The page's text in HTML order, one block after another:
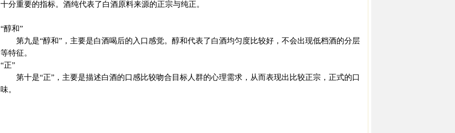
十分重要的指标。酒纯代表了白酒原料来源的正宗与纯正。
“醇和”
第九是“醇和”，主要是白酒喝后的入口感觉。醇和代表了白酒均匀度比较好，不会出现低档酒的分层
等特征。
“正”
第十是“正”，主要是描述白酒的口感比较吻合目标人群的心理需求，从而表现出比较正宗，正式的口
味。